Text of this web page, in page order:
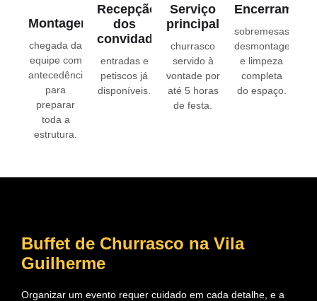
Montagem
chegada da
equipe com
antecedência
para
preparar
toda a
estrutura.
Recepção
dos
convidados
entradas e
petiscos já
disponíveis.
Serviço
principal
churrasco
servido à
vontade por
até 5 horas
de festa.
sobremesas,
desmontagem
e limpeza
completa
do espaço.
Buffet de Churrasco na Vila
Guilherme
Organizar um evento requer cuidado em cada detalhe, e a